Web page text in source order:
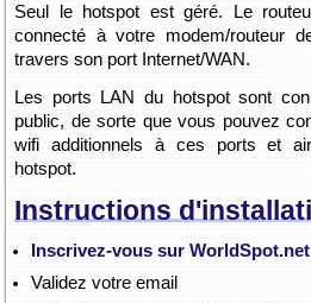
Seul le hotspot est géré. Le
connecté à votre modem/routeur
travers son port Internet/WAN.
Les ports LAN du hotspot sont
public, de sorte que vous pouvez
wifi additionnels à ces ports et
hotspot.
Instructions
Inscrivez-vous sur WorldSpot.net
Validez votre email